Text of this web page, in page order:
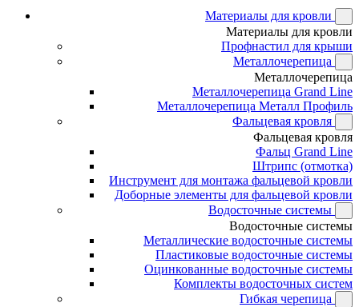
Материалы для кровли
Материалы для кровли
Профнастил для крыши
Металлочерепица
Металлочерепица
Металлочерепица Grand Line
Металлочерепица Металл Профиль
Фальцевая кровля
Фальцевая кровля
Фальц Grand Line
Штрипс (отмотка)
Инструмент для монтажа фальцевой кровли
Доборные элементы для фальцевой кровли
Водосточные системы
Водосточные системы
Металлические водосточные системы
Пластиковые водосточные системы
Оцинкованные водосточные системы
Комплекты водосточных систем
Гибкая черепица